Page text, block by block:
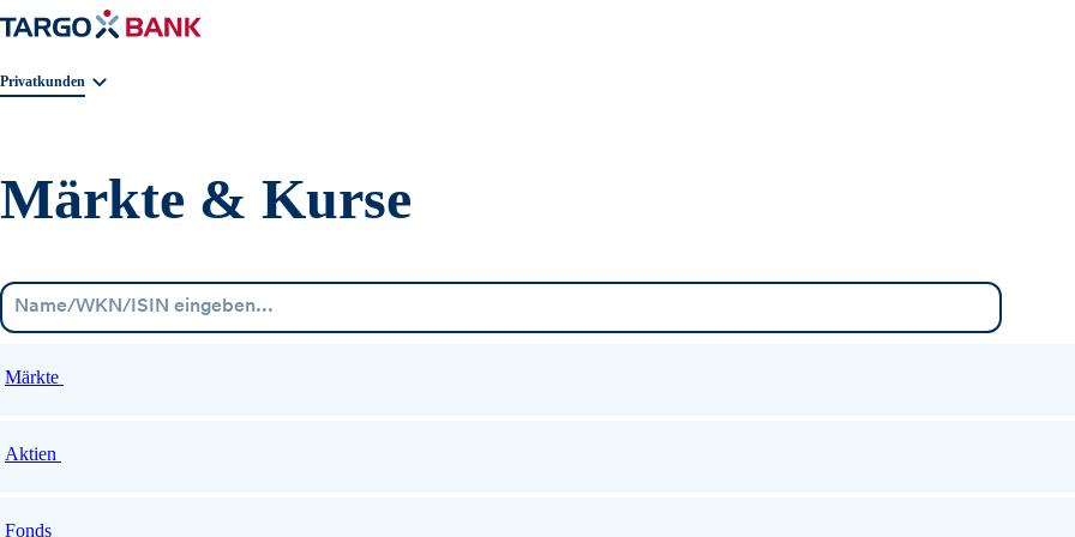
Geschäftsbereichnavigation. Aktuelle Auswahl:
Privatkunden
Märkte & Kurse
Märkte
Aktien
Fonds